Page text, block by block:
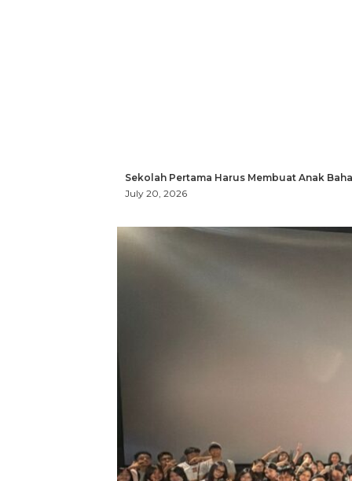
Sekolah Pertama Harus Membuat Anak
July 20, 2026